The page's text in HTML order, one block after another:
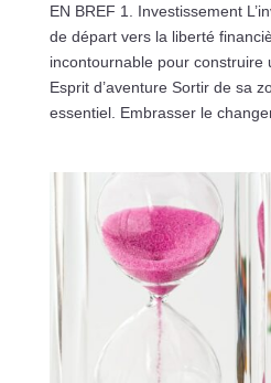
EN BREF 1. Investissement
de départ vers la liberté
incontournable pour construire
Esprit d’aventure Sortir de sa
essentiel. Embrasser le